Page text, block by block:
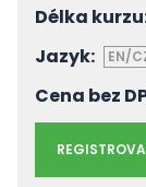
Délka
Jazyk:
EN/
Cena bez